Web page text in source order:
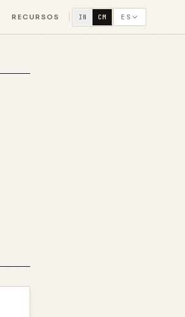
RECURSOS IN CM ES